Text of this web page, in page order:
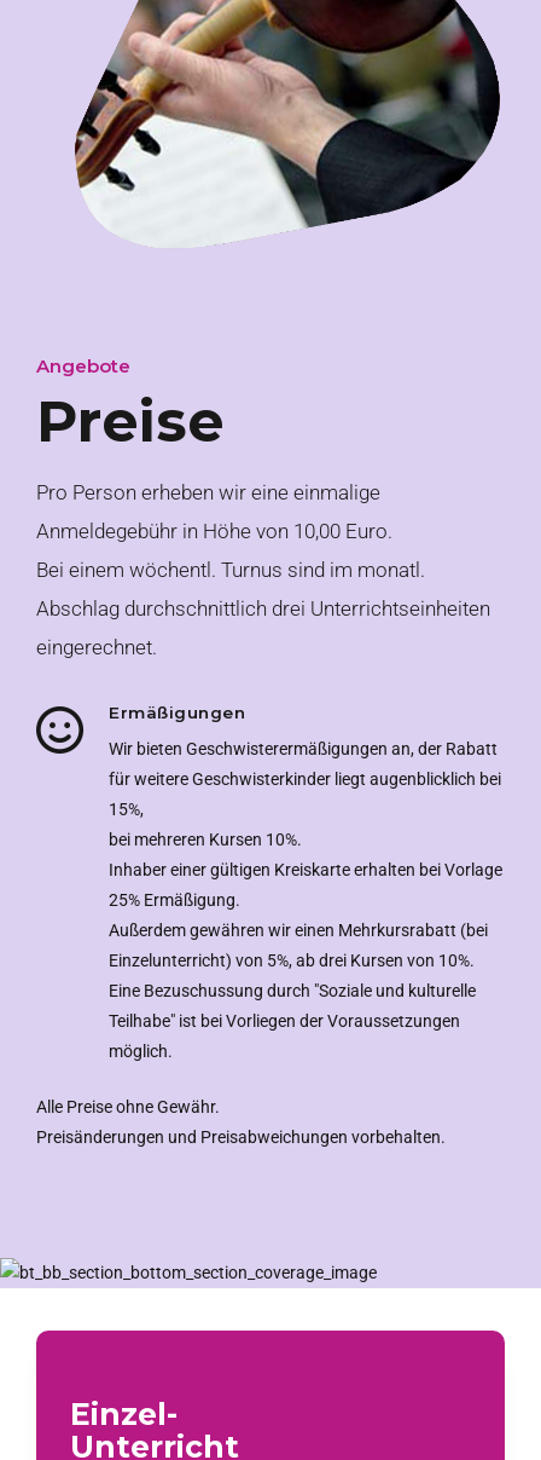
Angebote
Preise
Pro Person erheben wir eine einmalige
Anmeldegebühr in Höhe von 10,00 Euro.
Bei einem wöchentl. Turnus sind im monatl.
Abschlag durchschnittlich drei Unterrichtseinheiten
eingerechnet.
Ermäßigungen
Wir bieten Geschwisterermäßigungen an, der Rabatt
für weitere Geschwisterkinder liegt augenblicklich bei
15%,
bei mehreren Kursen 10%.
Inhaber einer gültigen Kreiskarte erhalten bei Vorlage
25% Ermäßigung.
Außerdem gewähren wir einen Mehrkursrabatt (bei
Einzelunterricht) von 5%, ab drei Kursen von 10%.
Eine Bezuschussung durch "Soziale und kulturelle
Teilhabe" ist bei Vorliegen der Voraussetzungen
möglich.
Alle Preise ohne Gewähr.
Preisänderungen und Preisabweichungen vorbehalten.
Einzel-
Unterricht